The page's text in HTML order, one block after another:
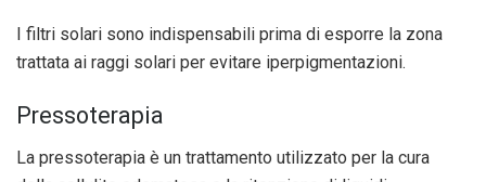
I filtri solari sono indispensabili prima di esporre la zona
trattata ai raggi solari per evitare iperpigmentazioni.
Pressoterapia
La pressoterapia è un trattamento utilizzato per la cura